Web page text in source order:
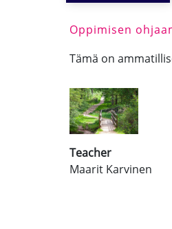
Oppimisen
Tämä on
Teacher
Maarit Karvinen